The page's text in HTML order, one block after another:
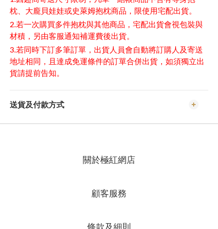
枕、大龐貝娃娃或史萊姆抱枕商品，限使用宅配出貨。
2.若一次購買多件抱枕與其他商品，宅配出貨會視包裝與
材積，另由客服通知補運費後出貨。
3.若同時下訂多筆訂單，出貨人員會自動將訂購人及寄送
地址相同，且達成免運條件的訂單合併出貨，如須獨立出
貨請提前告知。
送貨及付款方式
關於極紅網店
顧客服務